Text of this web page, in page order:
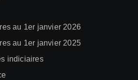
au 1er janvier 2026
au 1er janvier 2025
indiciaires